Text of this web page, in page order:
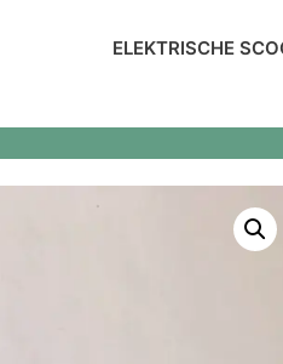
ELEKTRISCHE